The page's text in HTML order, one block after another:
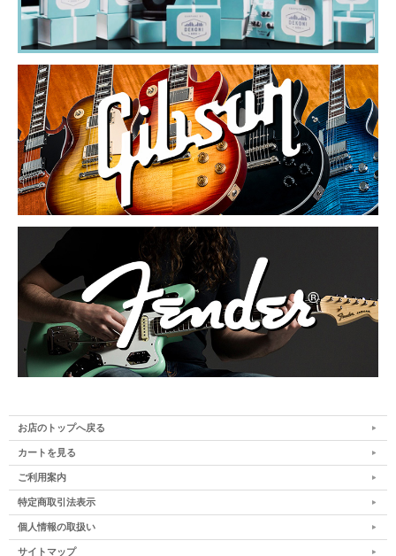
お店のトップへ戻る
カートを見る
ご利用案内
特定商取引法表示
個人情報の取扱い
サイトマップ